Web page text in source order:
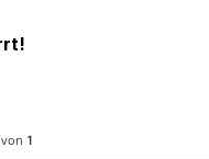
von 1